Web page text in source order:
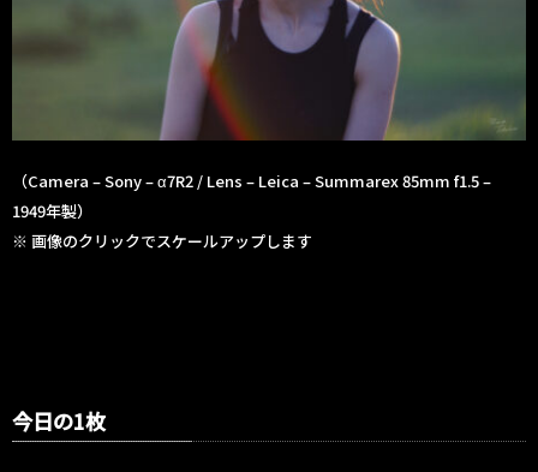
（Camera – Sony – α7R2 / Lens – Leica – Summarex 85mm f1.5 –
1949年製）
※ 画像のクリックでスケールアップします
今日の1枚